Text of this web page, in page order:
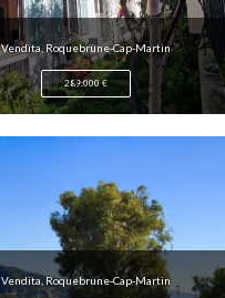
Vendita, Roquebrune-Cap-Martin
289.000 €
Vendita, Roquebrune-Cap-Martin